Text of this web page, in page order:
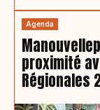
Agenda
proximité
Régionales